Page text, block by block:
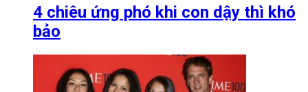
4 chiêu ứng phó khi con dậy thì khó
bảo